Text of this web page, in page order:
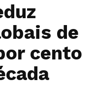
de
cento